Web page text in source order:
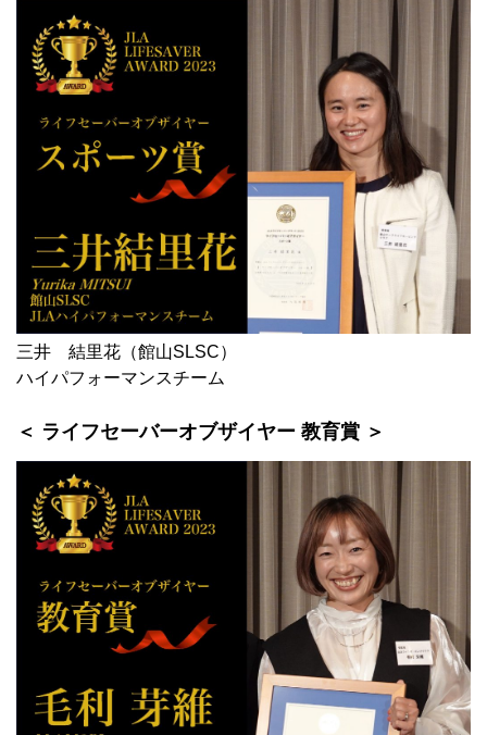
三井 結里花（館山SLSC）
ハイパフォーマンスチーム
＜ ライフセーバーオブザイヤー 教育賞 ＞